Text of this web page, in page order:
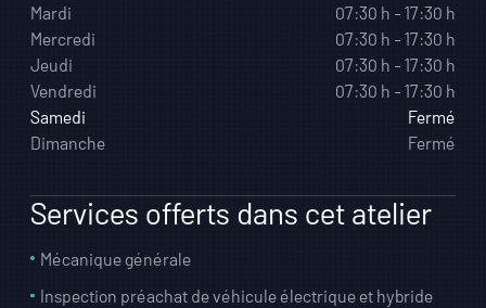
Mardi
07:30 h - 17:30 h
Mercredi
07:30 h - 17:30 h
Jeudi
07:30 h - 17:30 h
Vendredi
07:30 h - 17:30 h
Samedi
Fermé
Dimanche
Fermé
Services offerts dans cet atelier
Mécanique générale
Inspection préachat de véhicule électrique et hybride